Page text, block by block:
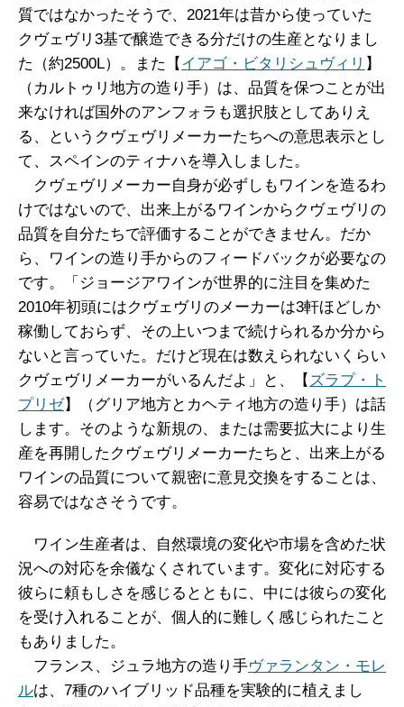
質ではなかったそうで、2021年は昔から使っていた
クヴェヴリ3基で醸造できる分だけの生産となりまし
た（約2500L）。また【 イアゴ・ビタリシュヴィリ 】
（カルトゥリ地方の造り手）は、品質を保つことが出
来なければ国外のアンフォラも選択肢としてありえ
る、というクヴェヴリメーカーたちへの意思表示とし
て、スペインのティナハを導入しました。
クヴェヴリメーカー自身が必ずしもワインを造るわ
けではないので、出来上がるワインからクヴェヴリの
品質を自分たちで評価することができません。だか
ら、ワインの造り手からのフィードバックが必要なの
です。「ジョージアワインが世界的に注目を集めた
2010年初頭にはクヴェヴリのメーカーは3軒ほどしか
稼働しておらず、その上いつまで続けられるか分から
ないと言っていた。だけど現在は数えられないくらい
クヴェヴリメーカーがいるんだよ」と、【 ズラプ・ト
プリゼ】（グリア地方とカヘティ地方の造り手）は話
します。そのような新規の、または需要拡大により生
産を再開したクヴェヴリメーカーたちと、出来上がる
ワインの品質について親密に意見交換をすることは、
容易ではなさそうです。
ワイン生産者は、自然環境の変化や市場を含めた状
況への対応を余儀なくされています。変化に対応する
彼らに頼もしさを感じるとともに、中には彼らの変化
を受け入れることが、個人的に難しく感じられたこと
もありました。
フランス、ジュラ地方の造り手ヴァランタン・モレ
ルは、7種のハイブリッド品種を実験的に植えまし